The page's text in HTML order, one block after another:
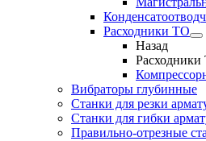
Расходники ТО
Назад
Вибраторы глубинные
Станки для резки
Станки для гибки
Правильно-отрезные